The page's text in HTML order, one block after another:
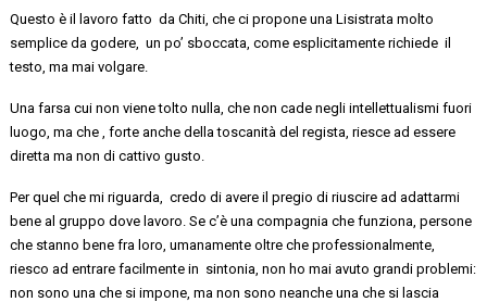
Questo è il lavorofatto da Chiti, che ci propone una Lisistrata molto
semplice da godere, un po’ sboccata, come esplicitamente richiede il
testo, ma mai volgare.
Una farsa cui non viene tolto nulla, che non cade negli intellettualismi fuori
luogo, mache , forte anche della toscanità del regista, riesce ad essere
diretta ma non di cattivo gusto.
Per quel che miriguarda, credo di avere il pregio di riuscire ad adattarmi
bene al gruppo dove lavoro. Se c’è una compagnia che funziona, persone
che stanno bene fra loro, umanamente oltre cheprofessionalmente,
riesco ad entrare facilmente in sintonia, non ho mai avuto grandi problemi:
non sono una che si impone, ma non sono neanche una che si lascia